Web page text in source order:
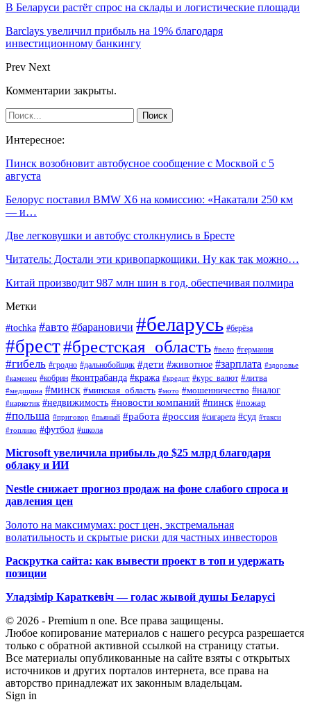
В Беларуси растёт спрос на склады и логистические площади
Barclays увеличил прибыль на 19% благодаря
инвестиционному банкингу
Prev Next
Комментарии закрыты.
Интересное:
Пинск возобновит автобусное сообщение с Москвой с 5
августа
Белорус поставил BMW X6 на комиссию: «Накатали 250 км
— и…
Две легковушки и автобус столкнулись в Бресте
Читатель: Достали эти кривопаркощики. Ну как так можно…
Китай производит 987 млн шин в год, обеспечивая полмира
Метки
#tochka #авто #барановичи #беларусь #берёза
#брест#брестская_область #вело #германия
#гибель #гродно #дальнобойщик #дети #животное #зарплата #здоровье
#каменец #кобрин #контрабанда #кража #кредит #курс_валют #литва
#медицина #минск #минская_область #мото #мошенничество #налог
#наркотик #недвижимость #новости компаний #пинск #пожар
#польша #приговор #пьяный #работа #россия #сигарета #суд #такси
#топливо #футбол #школа
Microsoft увеличила прибыль до $25 млрд благодаря
облаку и ИИ
Nestle снижает прогноз продаж на фоне слабого спроса и
давления цен
Золото на максимумах: рост цен, экстремальная
волатильность и скрытые риски для частных инвесторов
Раскрутка сайта: как вывести проект в топ и удержать
позиции
Уладзімір Караткевіч — голас жывой душы Беларусі
© 2026 - Premium n one. Все права защищены.
Любое копирование материалов с нашего ресурса разрешается
только с обратной активной ссылкой на страницу статьи.
Все материалы опубликованные на сайте взяты с открытых
источников и других порталов интернета, все права на
авторство принадлежат их законным владельцам.
Sign in